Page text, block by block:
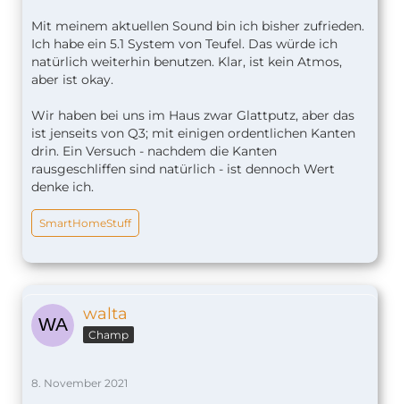
werden. Bessere Leinwände kosten
unverschämt mehr Geld. Bei einer Leinwand,
die automatisch von oben heruntergeleiert
kommt, muss du darauf achten, dass die
diesem Vorhaben damals Abstand
genommen - bessere Leinwände kosteten zu
diesem Zeitpunkt 600€ aufwärts. Ich habe
mir also selber eine starre Leinwand auf
Basis eines Keilrahmens gebaut. Das war
sehr einfach, nachdem ich erstmal 100€ für
ungeeignetes Material zum Fenster
herausgeworfen hatte.
Schauspieler ausnahmslos einen Alien mit
Pickeln, der in einer Landschaft mit Pickeln
agiert - egal ob du Star Trek oder die
die auf Pickel stehen, ist das natürlich ein
Mit meinem aktuellen Sound bin ich bisher zufrieden.
Ich habe ein 5.1 System von Teufel. Das würde ich
natürlich weiterhin benutzen. Klar, ist kein Atmos,
aber ist okay.
Wir haben bei uns im Haus zwar Glattputz, aber das
ist jenseits von Q3; mit einigen ordentlichen Kanten
drin. Ein Versuch - nachdem die Kanten
rausgeschliffen sind natürlich - ist dennoch Wert
denke ich.
SmartHomeStuff
walta
Champ
8. November 2021